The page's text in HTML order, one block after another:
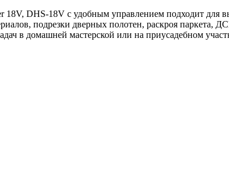
18V, DHS-18V с удобным управлением подходит
подрезки дверных полотен, раскроя
в домашней мастерской или на приусадебном